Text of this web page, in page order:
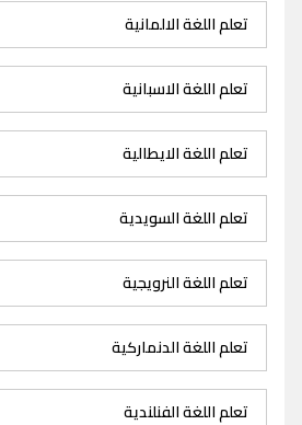
تعلم اللغة الالمانية
تعلم اللغة الاسبانية
تعلم اللغة الايطالية
تعلم اللغة السويدية
تعلم اللغة النرويجية
تعلم اللغة الدنماركية
تعلم اللغة الفنلندية